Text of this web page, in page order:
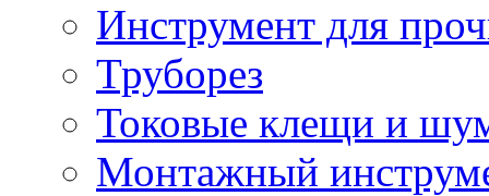
Инструмент для
Труборез
Токовые клещи и
Монтажный